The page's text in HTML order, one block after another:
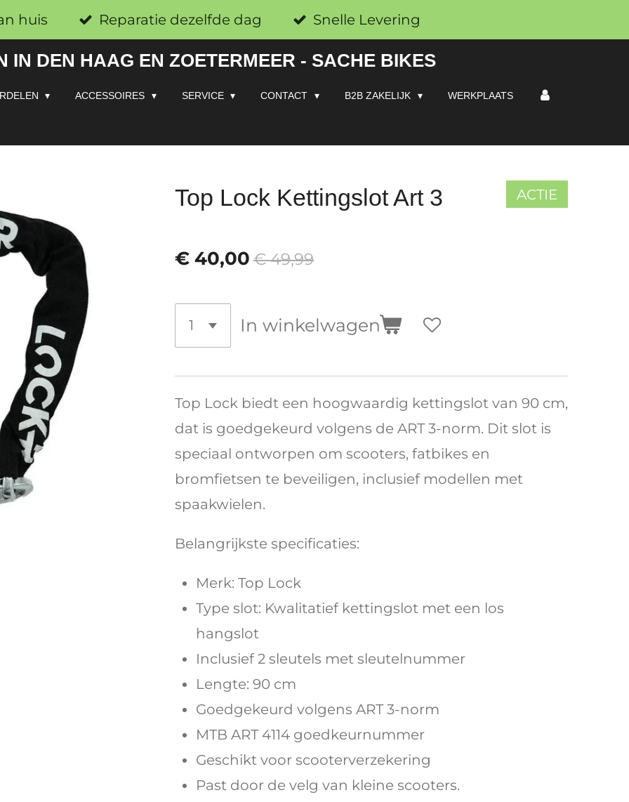
huis Reparatie dezelfde dag Snelle Levering
IN DEN HAAG EN ZOETERMEER - SACHE BIKES
ACCESSOIRES SERVICE CONTACT B2B ZAKELIJK WERKPLAATS
Top Lock Kettingslot Art 3 ACTIE
€ 40,00 € 49,99
In winkelwagen
Top Lock biedt een hoogwaardig kettingslot van 90 cm,
dat is goedgekeurd volgens de ART 3-norm. Dit slot is
speciaal ontworpen om scooters, fatbikes en
bromfietsen te beveiligen, inclusief modellen met
spaakwielen.
Belangrijkste specificaties:
Merk: Top Lock
Type slot: Kwalitatief kettingslot met een los
hangslot
Inclusief 2 sleutels met sleutelnummer
Lengte: 90 cm
Goedgekeurd volgens ART 3-norm
MTB ART 4114 goedkeurnummer
Geschikt voor scooterverzekering
Past door de velg van kleine scooters.